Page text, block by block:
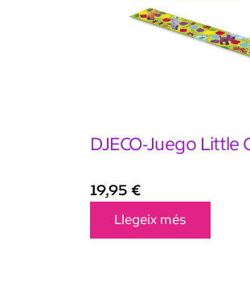
DJECO-Juego Little
19,95 €
Llegeix més